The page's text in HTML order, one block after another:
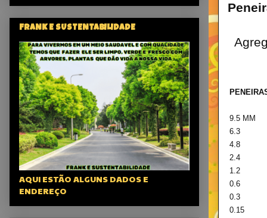
9.5 MM
6.3
4.8
2.4
1.2
0.6
0.3
0.15
FRANK E SUSTENTABILIDADE
AQUI ESTÃO ALGUNS DADOS E
ENDEREÇO